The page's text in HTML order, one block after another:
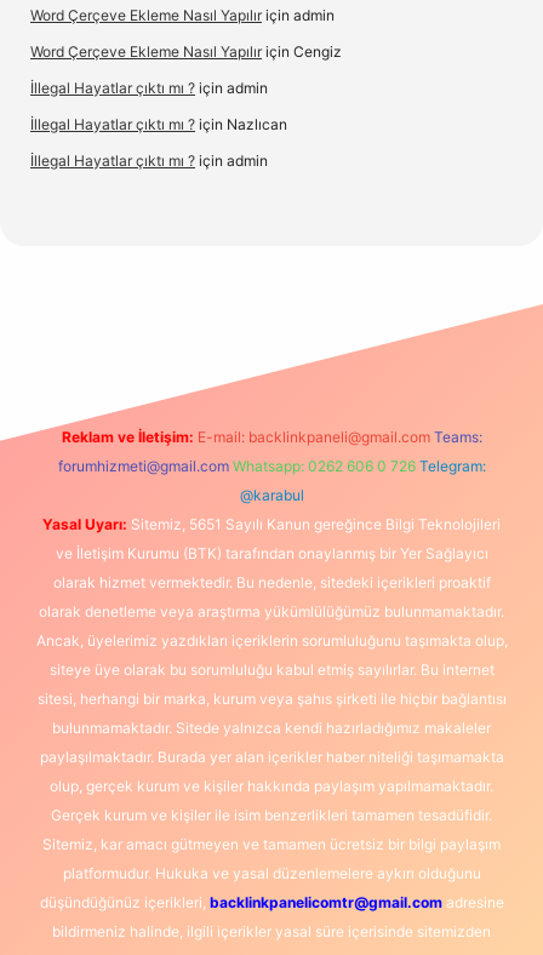
Word Çerçeve Ekleme Nasıl Yapılır için admin
Word Çerçeve Ekleme Nasıl Yapılır için Cengiz
İllegal Hayatlar çıktı mı ? için admin
İllegal Hayatlar çıktı mı ? için Nazlıcan
İllegal Hayatlar çıktı mı ? için admin
Reklam ve İletişim: E-mail: backlinkpaneli@gmail.com Teams:
forumhizmeti@gmail.com Whatsapp: 0262 606 0 726 Telegram:
@karabul
Yasal Uyarı: Sitemiz, 5651 Sayılı Kanun gereğince Bilgi Teknolojileri
ve İletişim Kurumu (BTK) tarafından onaylanmış bir Yer Sağlayıcı
olarak hizmet vermektedir. Bu nedenle, sitedeki içerikleri proaktif
olarak denetleme veya araştırma yükümlülüğümüz bulunmamaktadır.
Ancak, üyelerimiz yazdıkları içeriklerin sorumluluğunu taşımakta olup,
siteye üye olarak bu sorumluluğu kabul etmiş sayılırlar. Bu internet
sitesi, herhangi bir marka, kurum veya şahıs şirketi ile hiçbir bağlantısı
bulunmamaktadır. Sitede yalnızca kendi hazırladığımız makaleler
paylaşılmaktadır. Burada yer alan içerikler haber niteliği taşımamakta
olup, gerçek kurum ve kişiler hakkında paylaşım yapılmamaktadır.
Gerçek kurum ve kişiler ile isim benzerlikleri tamamen tesadüfidir.
Sitemiz, kar amacı gütmeyen ve tamamen ücretsiz bir bilgi paylaşım
platformudur. Hukuka ve yasal düzenlemelere aykırı olduğunu
düşündüğünüz içerikleri, backlinkpanelicomtr@gmail.comadresine
bildirmeniz halinde, ilgili içerikler yasal süre içerisinde sitemizden